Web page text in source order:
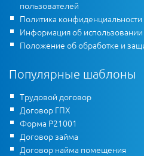
пользователей
Политика конфиденциальности
Информация об
Положение об обработке и
Популярные шаблоны
Трудовой договор
Договор ГПХ
Форма Р21001
Договор займа
Договор найма помещения